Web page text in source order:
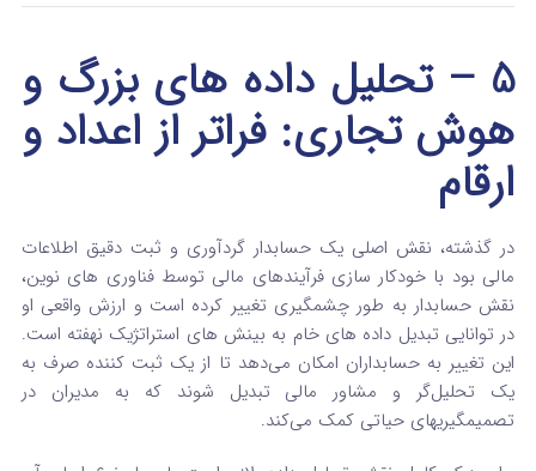
5 – تحلیل داده‌ های بزرگ و
هوش تجاری: فراتر از اعداد و
ارقام
در گذشته، نقش اصلی یک حسابدار گردآوری و ثبت دقیق اطلاعات
مالی بود با خودکار سازی فرآیندهای مالی توسط فناوری‌ های نوین،
نقش حسابدار به طور چشمگیری تغییر کرده است و ارزش واقعی او
در توانایی تبدیل داده‌ های خام به بینش‌ های استراتژیک نهفته است.
این تغییر به حسابداران امکان می‌دهد تا از یک ثبت کننده صرف به
یک تحلیل‌گر و مشاور مالی تبدیل شوند که به مدیران در
تصمیمگیریهای حیاتی کمک می‌کند.